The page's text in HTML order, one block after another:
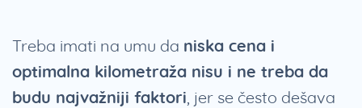
Treba imati na umu da niska cena i
optimalna kilometraža nisu i ne treba da
budu najvažniji faktori , jer se često dešava